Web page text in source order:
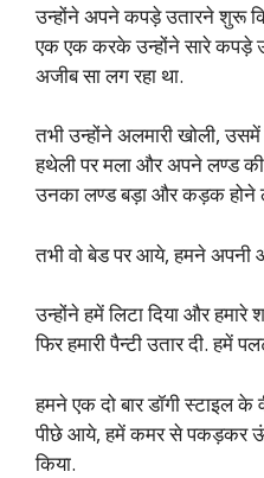
उन्होंने अपने कपड़े उतारने शुरू
एक एक करके उन्होंने सारे कपड़े
अजीब सा लग रहा था.
तभी उन्होंने अलमारी खोली,
हथेली पर मला और अपने लण्ड
उनका लण्ड बड़ा और कड़क होने
तभी वो बेड पर आये, हमने अपनी
उन्होंने हमें लिटा दिया और हमारे
फिर हमारी पैन्टी उतार दी. हमें
हमने एक दो बार डॉगी स्टाइल के
पीछे आये, हमें कमर से पकड़कर
किया.